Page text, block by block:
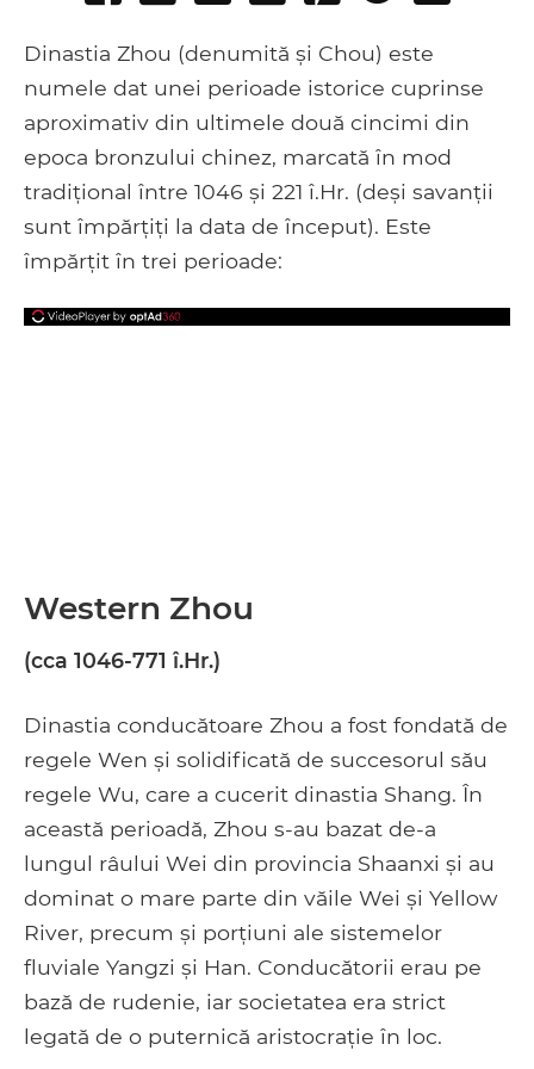
Facebook Google+Tumblr
Pocket
Dinastia Zhou (denumită și Chou) este
numele dat unei perioade istorice cuprinse
aproximativ din ultimele două cincimi din
epoca bronzului chinez, marcată în mod
tradițional între 1046 și 221 î.Hr. (deși savanții
sunt împărțiți la data de început). Este
împărțit în trei perioade:
Western Zhou
(cca 1046-771 î.Hr.)
Dinastia conducătoare Zhou a fost fondată de
regele Wen și solidificată de succesorul său
regele Wu, care a cucerit dinastia Shang. În
această perioadă, Zhou s-au bazat de-a
lungul râului Wei din provincia Shaanxi și au
dominat o mare parte din văile Wei și Yellow
River, precum și porțiuni ale sistemelor
fluviale Yangzi și Han. Conducătorii erau pe
bază de rudenie, iar societatea era strict
legată de o puternică aristocrație în loc.